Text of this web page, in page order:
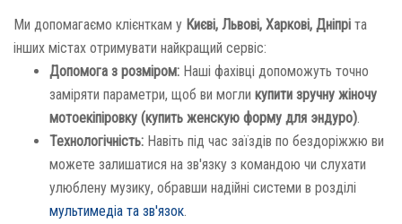
Ми допомагаємо клієнткам у Києві, Львові, Харкові, Дніпрі та
інших містах отримувати найкращий сервіс:
Допомога з розміром: Наші фахівці допоможуть точно
заміряти параметри, щоб ви могли купити зручну жіночу
мотоекіпіровку (купить женскую форму для эндуро).
Технологічність: Навіть під час заїздів по бездоріжжю ви
можете залишатися на зв'язку з командою чи слухати
улюблену музику, обравши надійні системи в розділі
мультимедіа та зв'язок.